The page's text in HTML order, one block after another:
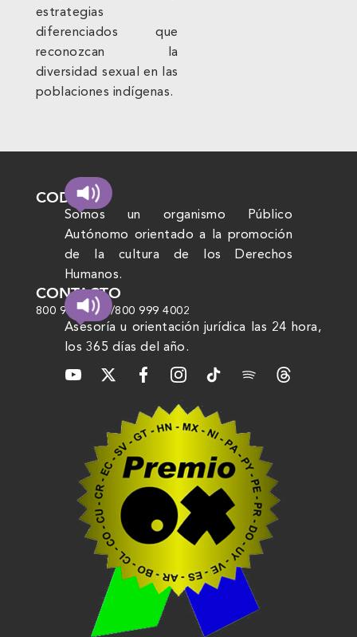
estrategias
diferenciados que
reconozcan la
diversidad sexual en las
poblaciones indígenas.
CODHEM
Somos un organismo Público
Autónomo orientado a la promoción
de la cultura de los Derechos
Humanos.
CONTACTO
800 999 4000/800 999 4002
Asesoría u orientación jurídica las 24 hora,
los 365 días del año.